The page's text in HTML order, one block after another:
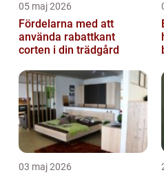
05 maj 2026
Fördelarna med att
använda rabattkant
corten i din trädgård
03 maj 2026